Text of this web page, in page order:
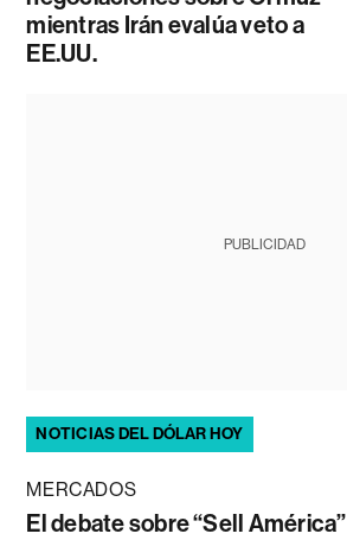
mientras Irán evalúa veto a
EE.UU.
PUBLICIDAD
NOTICIAS DEL DÓLAR HOY
MERCADOS
El debate sobre “Sell América”